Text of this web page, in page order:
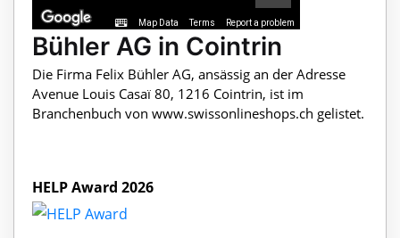
Map Data Terms Report a problem
Bühler AG in Cointrin
Die Firma Felix Bühler AG, ansässig an der Adresse
Avenue Louis Casaï 80, 1216 Cointrin, ist im
Branchenbuch von www.swissonlineshops.ch gelistet.
HELP Award 2026